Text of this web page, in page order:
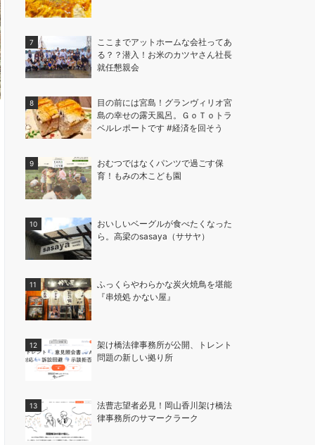
ここまでアットホームな会社ってあ
る？？潜入！お米のカツヤさん社長
就任懇親会
目の前には宮島！グランヴィリオ宮
島の幸せの露天風呂。ＧｏＴｏトラ
ベルレポートです #経済を回そう
おむつではなくパンツで過ごす保
育！もみの木こども園
おいしいベーグルが食べたくなった
ら。高梁のsasaya（ササヤ）
ふっくらやわらかな炭火焼鳥を堪能
『串焼処 かない屋』
架け橋法律事務所が公開、トレント
問題の新しい拠り所
法曹志望者必見！岡山香川架け橋法
律事務所のサマークラーク